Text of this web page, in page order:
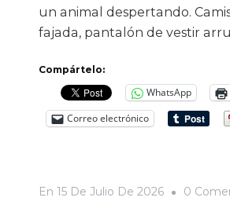
un animal despertando.
fajada, pantalón de vestir
Compártelo:
WhatsApp
Correo electrónico
En 15 De Julio De 2026 0